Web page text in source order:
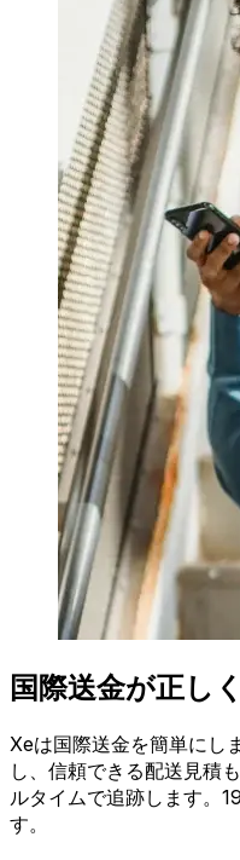
国際送金が正し
Xeは国際送金を簡単にし
し、信頼できる配送見積
ルタイムで追跡します。
す。